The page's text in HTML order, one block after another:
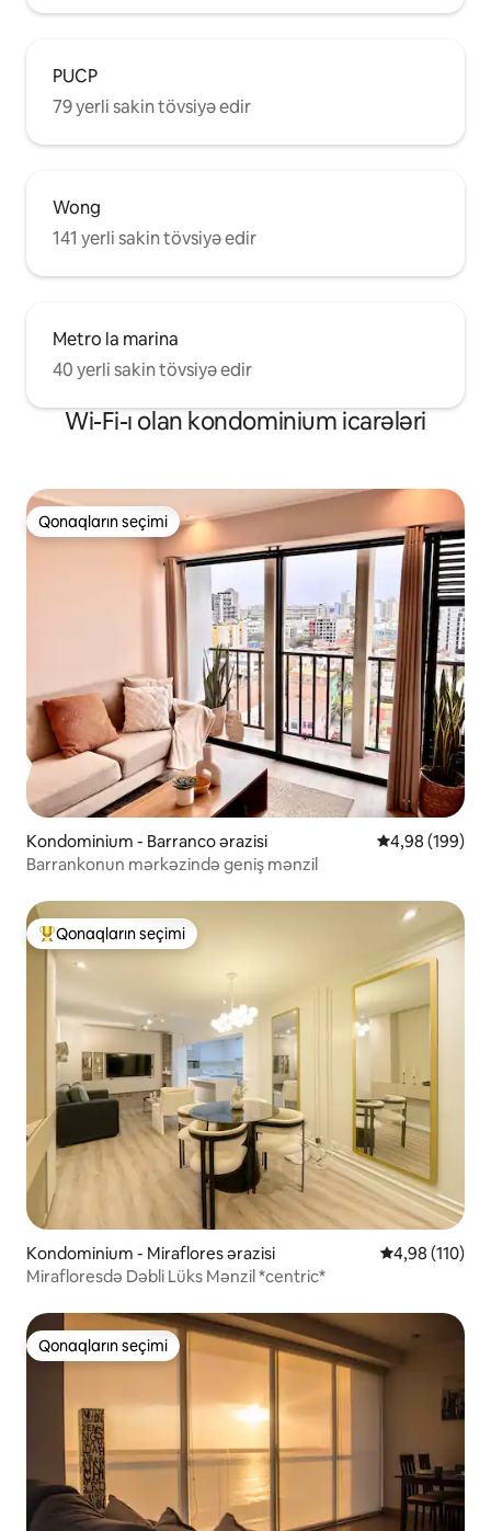
PUCP
79 yerli sakin tövsiyə edir
Wong
141 yerli sakin tövsiyə edir
Metro la marina
40 yerli sakin tövsiyə edir
Wi-Fi-ı olan kondominium icarələri
Qonaqların seçimi
Qonaqların seçimi
Kondominium - Barranco ərazisi Ortalama
4,98 (199)
Barrankonun mərkəzində geniş mənzil
Populyar "Qonaqların seçimi"
Qonaqların seçimi
Kondominium - Miraflores ərazisi Ortalama
4,98 (110)
Mirafloresdə Dəbli Lüks Mənzil *centric*
Qonaqların seçimi
Qonaqların seçimi